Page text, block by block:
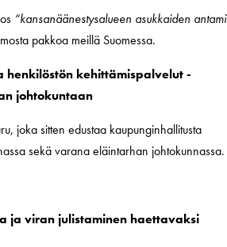
“kansanäänestysalueen asukkaiden
pakkoa meillä Suomessa.
kehittämispalvelut -
johtokuntaan
joka sitten edustaa kaupunginhallitusta
sekä varana eläintarhan johtokunnassa.
ja viran julistaminen haettavaksi